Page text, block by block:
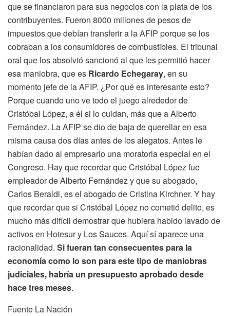
que se financiaron para sus negocios con la plata de los
contribuyentes. Fueron 8000 millones de pesos de
impuestos que debían transferir a la AFIP porque se los
cobraban a los consumidores de combustibles. El tribunal
oral que los absolvió sancionó al que les permitió hacer
esa maniobra, que es Ricardo Echegaray, en su
momento jefe de la AFIP. ¿Por qué es interesante esto?
Porque cuando uno ve todo el juego alrededor de
Cristóbal López, a él si lo cuidan, más que a Alberto
Fernández. La AFIP se dio de baja de querellar en esa
misma causa dos días antes de los alegatos. Antes le
habían dado al empresario una moratoria especial en el
Congreso. Hay que recordar que Cristóbal López fue
empleador de Alberto Fernández y que su abogado,
Carlos Beraldi, es el abogado de Cristina Kirchner. Y hay
que recordar que si Cristóbal López no cometió delito, es
mucho más difícil demostrar que hubiera habido lavado de
activos en Hotesur y Los Sauces. Aquí sí aparece una
racionalidad. Si fueran tan consecuentes para la
economía como lo son para este tipo de maniobras
judiciales, habría un presupuesto aprobado desde
hace tres meses.
Fuente La Nación